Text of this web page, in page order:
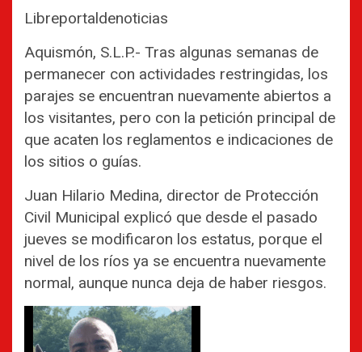
Libreportaldenoticias
Aquismón, S.L.P.- Tras algunas semanas de
permanecer con actividades restringidas, los
parajes se encuentran nuevamente abiertos a
los visitantes, pero con la petición principal de
que acaten los reglamentos e indicaciones de
los sitios o guías.
Juan Hilario Medina, director de Protección
Civil Municipal explicó que desde el pasado
jueves se modificaron los estatus, porque el
nivel de los ríos ya se encuentra nuevamente
normal, aunque nunca deja de haber riesgos.